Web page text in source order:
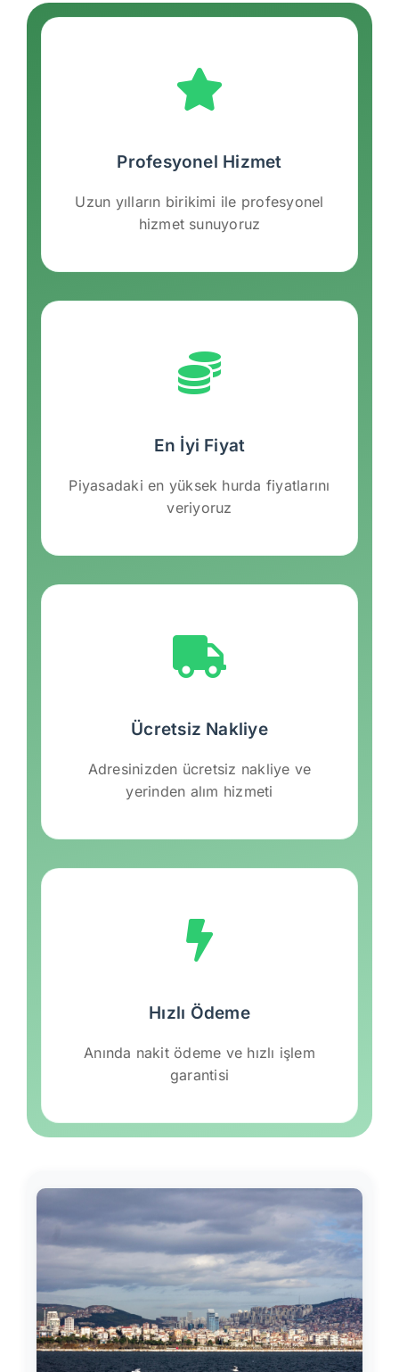
Profesyonel Hizmet
Uzun yılların birikimi ile profesyonel
hizmet sunuyoruz
En İyi Fiyat
Piyasadaki en yüksek hurda fiyatlarını
veriyoruz
Ücretsiz Nakliye
Adresinizden ücretsiz nakliye ve
yerinden alım hizmeti
Hızlı Ödeme
Anında nakit ödeme ve hızlı işlem
garantisi